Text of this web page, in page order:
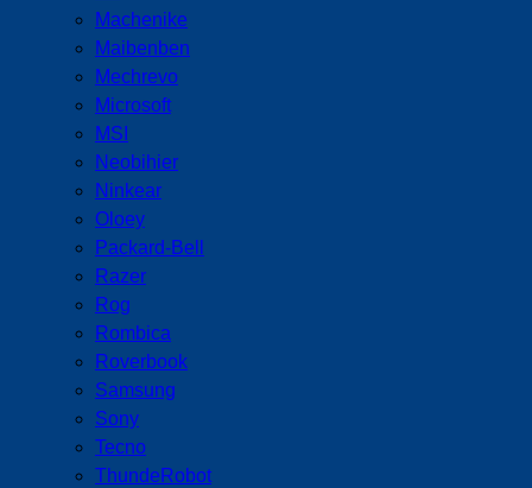
Machenike
Maibenben
Mechrevo
Microsoft
MSI
Neobihier
Ninkear
Oloey
Packard-Bell
Razer
Rog
Rombica
Roverbook
Samsung
Sony
Tecno
ThundeRobot